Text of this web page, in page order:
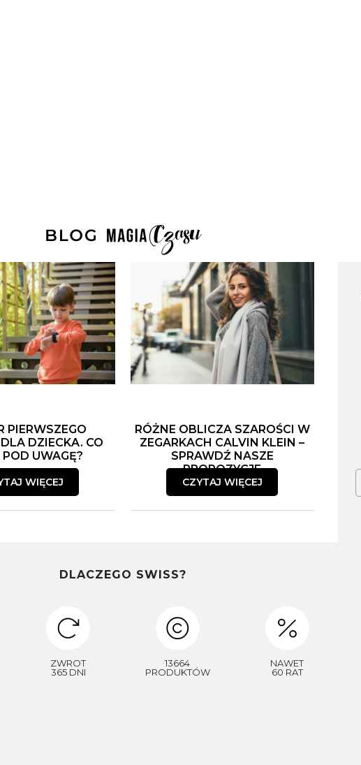
PIERWSZEGO
DZIECKA. CO
UWAGĘ?
WIĘCEJ
RÓŻNE OBLICZA SZAROŚCI W
ZEGARKACH CALVIN KLEIN –
SPRAWDŹ NASZE
PROPOZYCJE
CZYTAJ WIĘCEJ
DLACZEGO SWISS?
ZWROT
365 DNI
13664
PRODUKTÓW
NAWET
60 RAT